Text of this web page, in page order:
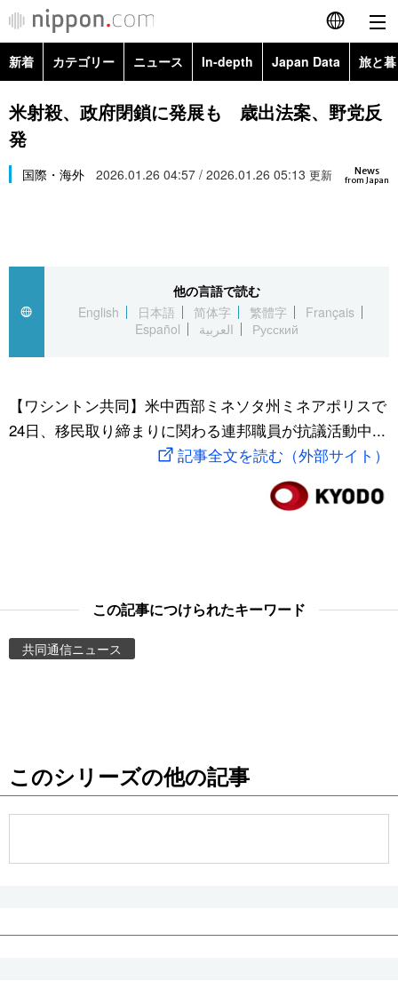
English
简体字
Русский
カテゴリー
経済・ビジネス
国際
文化
トップ
アーカイブ
In-depth
Japan Data
動画/Live
お知らせ
新着 カテゴリー ニュース In-depth Japan Data 旅と
政治・外交
経済・ビジネス
スポーツ・東京2020
Topics
米射殺、政府閉鎖に発展も 歳出法案、野党反
発
News
from Japan
国際・海外 2026.01.26 04:57 / 2026.01.26 05:13 更新
他の言語で読む
English
日本語 简体字 繁體字
Français
Español
العربية Русский
【ワシントン共同】米中西部ミネソタ州ミネアポリスで
24日、移民取り締まりに関わる連邦職員が抗議活動中...
記事全文を読む（外部サイト）
この記事につけられたキーワード
共同通信ニュース
このシリーズの他の記事